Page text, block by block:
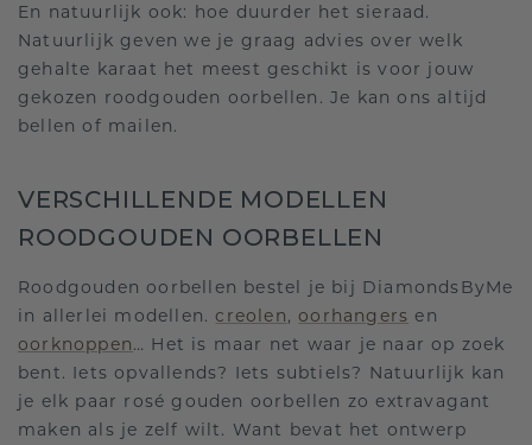
En natuurlijk ook: hoe duurder het sieraad.
Natuurlijk geven we je graag advies over welk
gehalte karaat het meest geschikt is voor jouw
gekozen roodgouden oorbellen. Je kan ons altijd
bellen of mailen.
VERSCHILLENDE MODELLEN
ROODGOUDEN OORBELLEN
Roodgouden oorbellen bestel je bij DiamondsByMe
in allerlei modellen. creolen , oorhangers en
oorknoppen … Het is maar net waar je naar op zoek
bent. Iets opvallends? Iets subtiels? Natuurlijk kan
je elk paar rosé gouden oorbellen zo extravagant
maken als je zelf wilt. Want bevat het ontwerp